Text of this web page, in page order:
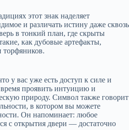
этот знак наделяет
и различать истину даже сквозь
в тонкий план, где скрыты
как дубовые артефакты,
торфяников.
у вас уже есть доступ к силе и
проявить интуицию и
природу. Символ также говорит
в котором вы можете
Он напоминает: любое
с открытия двери — достаточно